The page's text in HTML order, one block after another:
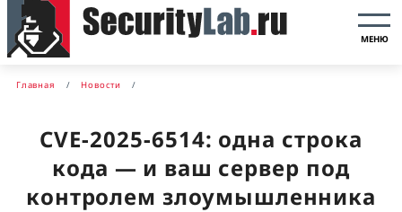
МЕНЮ
Главная Новости
CVE-2025-6514: одна строка
кода — и ваш сервер под
контролем злоумышленника